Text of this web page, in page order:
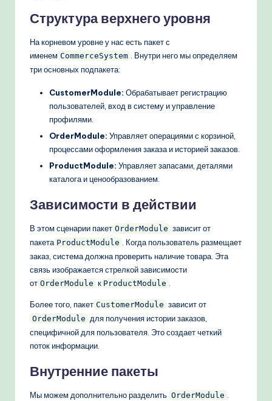
Структура верхнего уровня
На корневом уровне у нас есть пакет с
именем CommerceSystem
. Внутри него мы определяем
три основных подпакета:
CustomerModule: Обрабатывает регистрацию
пользователей, вход в систему и управление
профилями.
OrderModule: Управляет операциями с корзиной,
процессами оформления заказа и историей заказов.
ProductModule: Управляет запасами, деталями
каталога и ценообразованием.
Зависимости в действии
В этом сценарии пакет OrderModule зависит от
пакета ProductModule
. Когда пользователь размещает
заказ, система должна проверить наличие товара. Эта
связь изображается стрелкой зависимости
от OrderModule к ProductModule
Более того, пакет CustomerModule зависит от
OrderModule для получения истории заказов,
специфичной для пользователя. Это создает четкий
поток информации.
Внутренние пакеты
Мы можем дополнительно разделить OrderModule